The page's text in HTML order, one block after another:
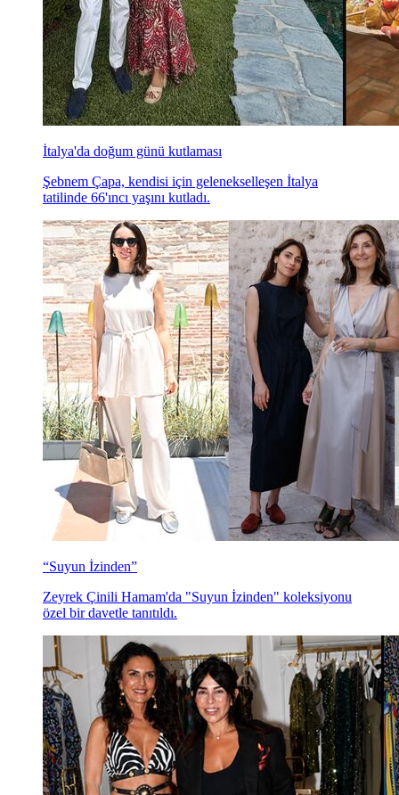
İtalya'da doğum günü kutlaması
Şebnem Çapa, kendisi için gelenekselleşen İtalya
tatilinde 66'ıncı yaşını kutladı.
“Suyun İzinden”
Zeyrek Çinili Hamam'da "Suyun İzinden" koleksiyonu
özel bir davetle tanıtıldı.